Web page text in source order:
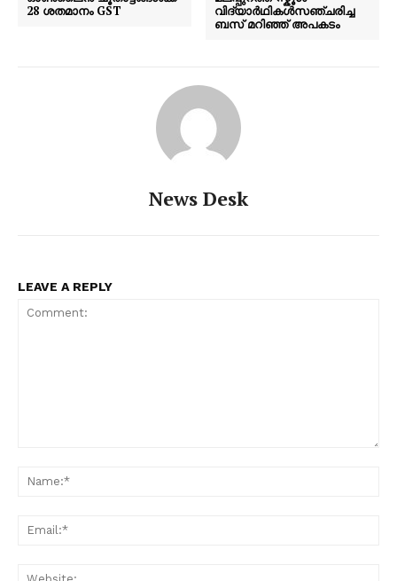
28 ശതമാനം GST
വിദ്യാർഥികൾസഞ്ചരിച്ച
ബസ് മറിഞ്ഞ് അപകടം
News Desk
LEAVE A REPLY